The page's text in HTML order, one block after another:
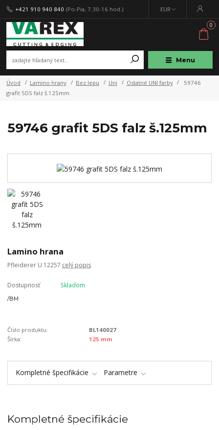
Menu
EUR
+421 910 940 840 (Po-Pia, 7.30-16 hod.)
0
Úvod Lamino hrany Bez lepu Uni Ostatné UNI farby
59746
grafit 5DS falz š.125mm
59746 grafit 5DS falz š.125mm
Lamino hrana
Pfleiderer U 12257 celý popis
Dostupnosť Skladom
/BM
Číslo produktu:
BL140027
Šírka:
125 mm
Kompletné špecifikácie Parametre
Kompletné špecifikácie